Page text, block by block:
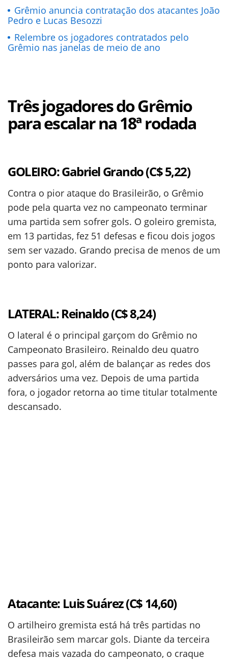
Grêmio anuncia contratação dos atacantes João
Pedro e Lucas Besozzi
Relembre os jogadores contratados pelo
Grêmio nas janelas de meio de ano
Três jogadores do Grêmio
para escalar na 18ª rodada
GOLEIRO: Gabriel Grando (C$ 5,22)
Contra o pior ataque do Brasileirão, o Grêmio
pode pela quarta vez no campeonato terminar
uma partida sem sofrer gols. O goleiro gremista,
em 13 partidas, fez 51 defesas e ficou dois jogos
sem ser vazado. Grando precisa de menos de um
ponto para valorizar.
LATERAL: Reinaldo (C$ 8,24)
O lateral é o principal garçom do Grêmio no
Campeonato Brasileiro. Reinaldo deu quatro
passes para gol, além de balançar as redes dos
adversários uma vez. Depois de uma partida
fora, o jogador retorna ao time titular totalmente
descansado.
Atacante: Luis Suárez (C$ 14,60)
O artilheiro gremista está há três partidas no
Brasileirão sem marcar gols. Diante da terceira
defesa mais vazada do campeonato, o craque